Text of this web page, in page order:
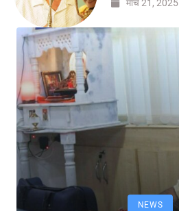
मार्च 21, 2025
NEWS